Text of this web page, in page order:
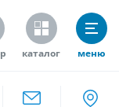
каталог меню